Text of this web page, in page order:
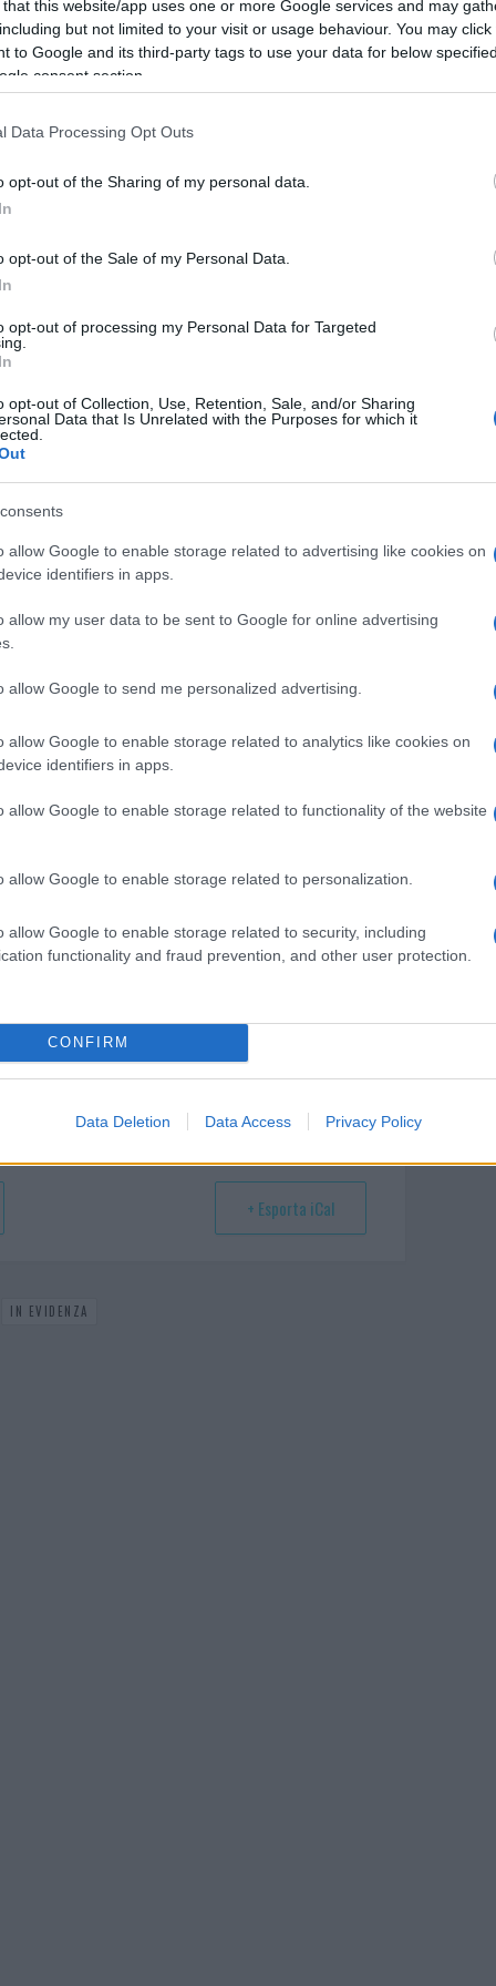
that this website/app uses one or more Google services and may
but not limited to your visit or usage behaviour. You may
to Google and its third-party tags to use your data for below
consent section.
Data Processing Opt Outs
opt-out of the Sharing of my personal data.
opt-out of the Sale of my Personal Data.
opt-out of processing my Personal Data for Targeted
opt-out of Collection, Use, Retention, Sale, and/or Sharing
Data that Is Unrelated with the Purposes for which it
allow Google to enable storage related to advertising like cookies on
identifiers in apps.
allow my user data to be sent to Google for online advertising
allow Google to send me personalized advertising.
allow Google to enable storage related to analytics like cookies on
identifiers in apps.
allow Google to enable storage related to functionality of the website
allow Google to enable storage related to personalization.
allow Google to enable storage related to security, including
functionality and fraud prevention, and other user protection.
CONFIRM
Data Deletion Data Access Privacy Policy
del Pesce, organizzata dalla Pro Loco
del Comune di Santa Teresa
atteso che unisce gastronomia,
grandi e piccoli.
Wave Gallura
Sagra
Japo – Mondo Magico
Datti Band
specialità a base di pesce fresco in un
è invitata a partecipare
nazionali?
nella sezione
+ Esporta iCal
IN EVIDENZA